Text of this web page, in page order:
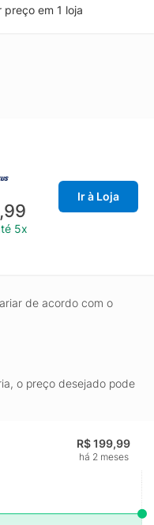
tecnologia da Olympikus
preço em 1 loja
5x
Ir à Loja
de acordo com o
o preço desejado pode
R$ 199,99
há 2 meses